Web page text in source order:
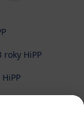
roky HiPP